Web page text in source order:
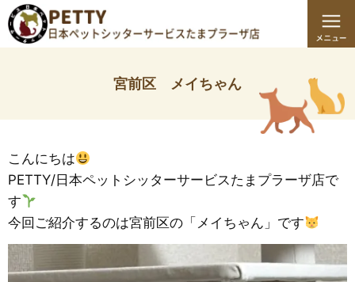
宮前区 メイちゃん
こんにちは
PETTY/日本ペットシッターサービスたまプラーザ店で
す
今回ご紹介するのは宮前区の「メイちゃん」です